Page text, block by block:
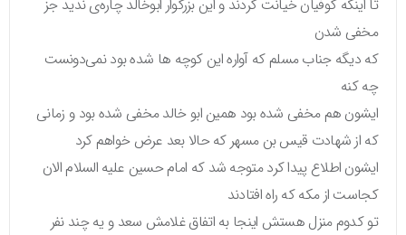
تا اینکه کوفیان خیانت کردند و این بزرگوار ابوخالد چاره‌ی ندید جز
مخفی شدن
که دیگه جناب مسلم که آواره این کوچه ها شده بود نمی‌دونست
چه کنه
ایشون هم مخفی شده بود همین ابو خالد مخفی شده بود و زمانی
که از شهادت قیس بن مسهر که حالا بعد عرض خواهم کرد
ایشون اطلاع پیدا کرد متوجه شد که امام حسین علیه السلام الان
کجاست از مکه که راه افتادند
تو کدوم منزل هستش اینجا به اتفاق غلامش سعد و یه چند نفر